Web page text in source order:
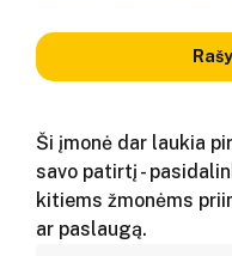
Ši įmonė dar laukia
savo patirtį -
kitiems žmonėms
ar paslaugą.